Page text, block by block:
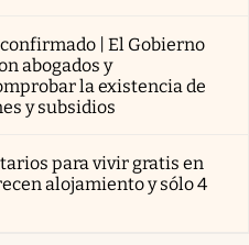
| El Gobierno
abogados y
la existencia de
y subsidios
para vivir gratis en
alojamiento y sólo 4